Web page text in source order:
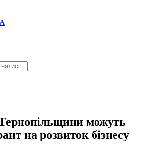
можуть
на розвиток бізнесу